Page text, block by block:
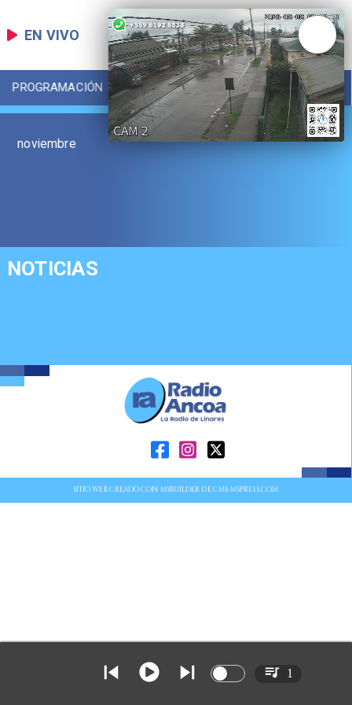
EN VIVO
PROGRAMACIÓN LOCAL DEPORTES
noviembre
NOTICIAS
SITIO WEB CREADO CON MSBUILDER DE CMS-MSPRESS.COM
1